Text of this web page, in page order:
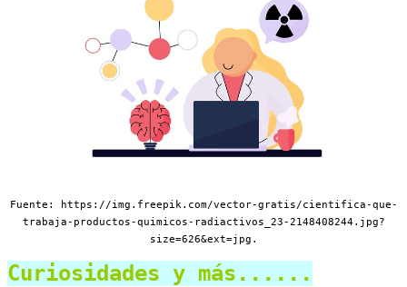
Fuente: https://img.freepik.com/vector-gratis/cientifica-que-
trabaja-productos-quimicos-radiactivos_23-2148408244.jpg?
size=626&ext=jpg.
Curiosidades y más......